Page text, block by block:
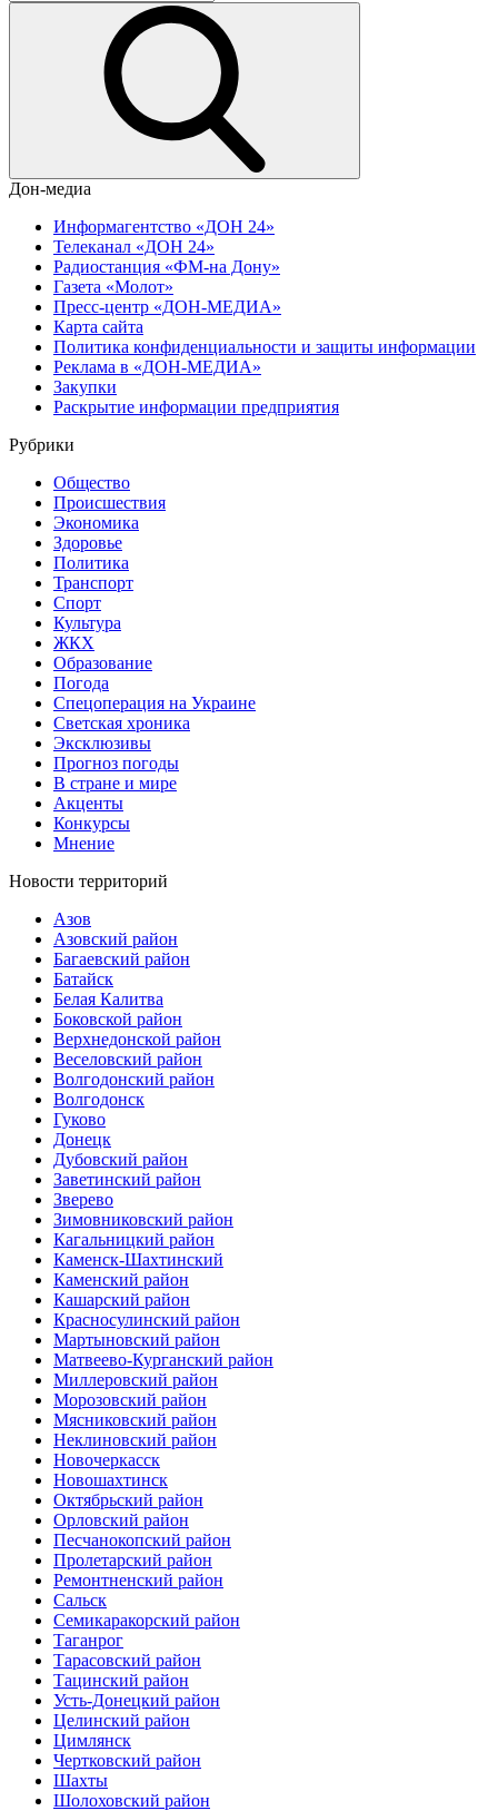
Дон-медиа
Информагентство «ДОН 24»
Телеканал «ДОН 24»
Радиостанция «ФМ-на Дону»
Газета «Молот»
Пресс-центр «ДОН-МЕДИА»
Карта сайта
Политика конфиденциальности и защиты информации
Реклама в «ДОН-МЕДИА»
Закупки
Раскрытие информации предприятия
Рубрики
Общество
Происшествия
Экономика
Здоровье
Политика
Транспорт
Спорт
Культура
ЖКХ
Образование
Погода
Спецоперация на Украине
Светская хроника
Эксклюзивы
Прогноз погоды
В стране и мире
Акценты
Конкурсы
Мнение
Новости территорий
Азов
Азовский район
Багаевский район
Батайск
Белая Калитва
Боковской район
Верхнедонской район
Веселовский район
Волгодонский район
Волгодонск
Гуково
Донецк
Дубовский район
Заветинский район
Зверево
Зимовниковский район
Кагальницкий район
Каменск-Шахтинский
Каменский район
Кашарский район
Красносулинский район
Мартыновский район
Матвеево-Курганский район
Миллеровский район
Морозовский район
Мясниковский район
Неклиновский район
Новочеркасск
Новошахтинск
Октябрьский район
Орловский район
Песчанокопский район
Пролетарский район
Ремонтненский район
Сальск
Семикаракорский район
Таганрог
Тарасовский район
Тацинский район
Усть-Донецкий район
Целинский район
Цимлянск
Чертковский район
Шахты
Шолоховский район